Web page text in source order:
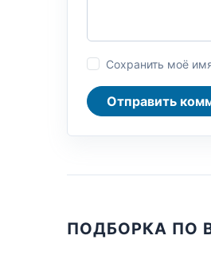
Сохранить моё
Отправить
ПОДБОРКА ПО